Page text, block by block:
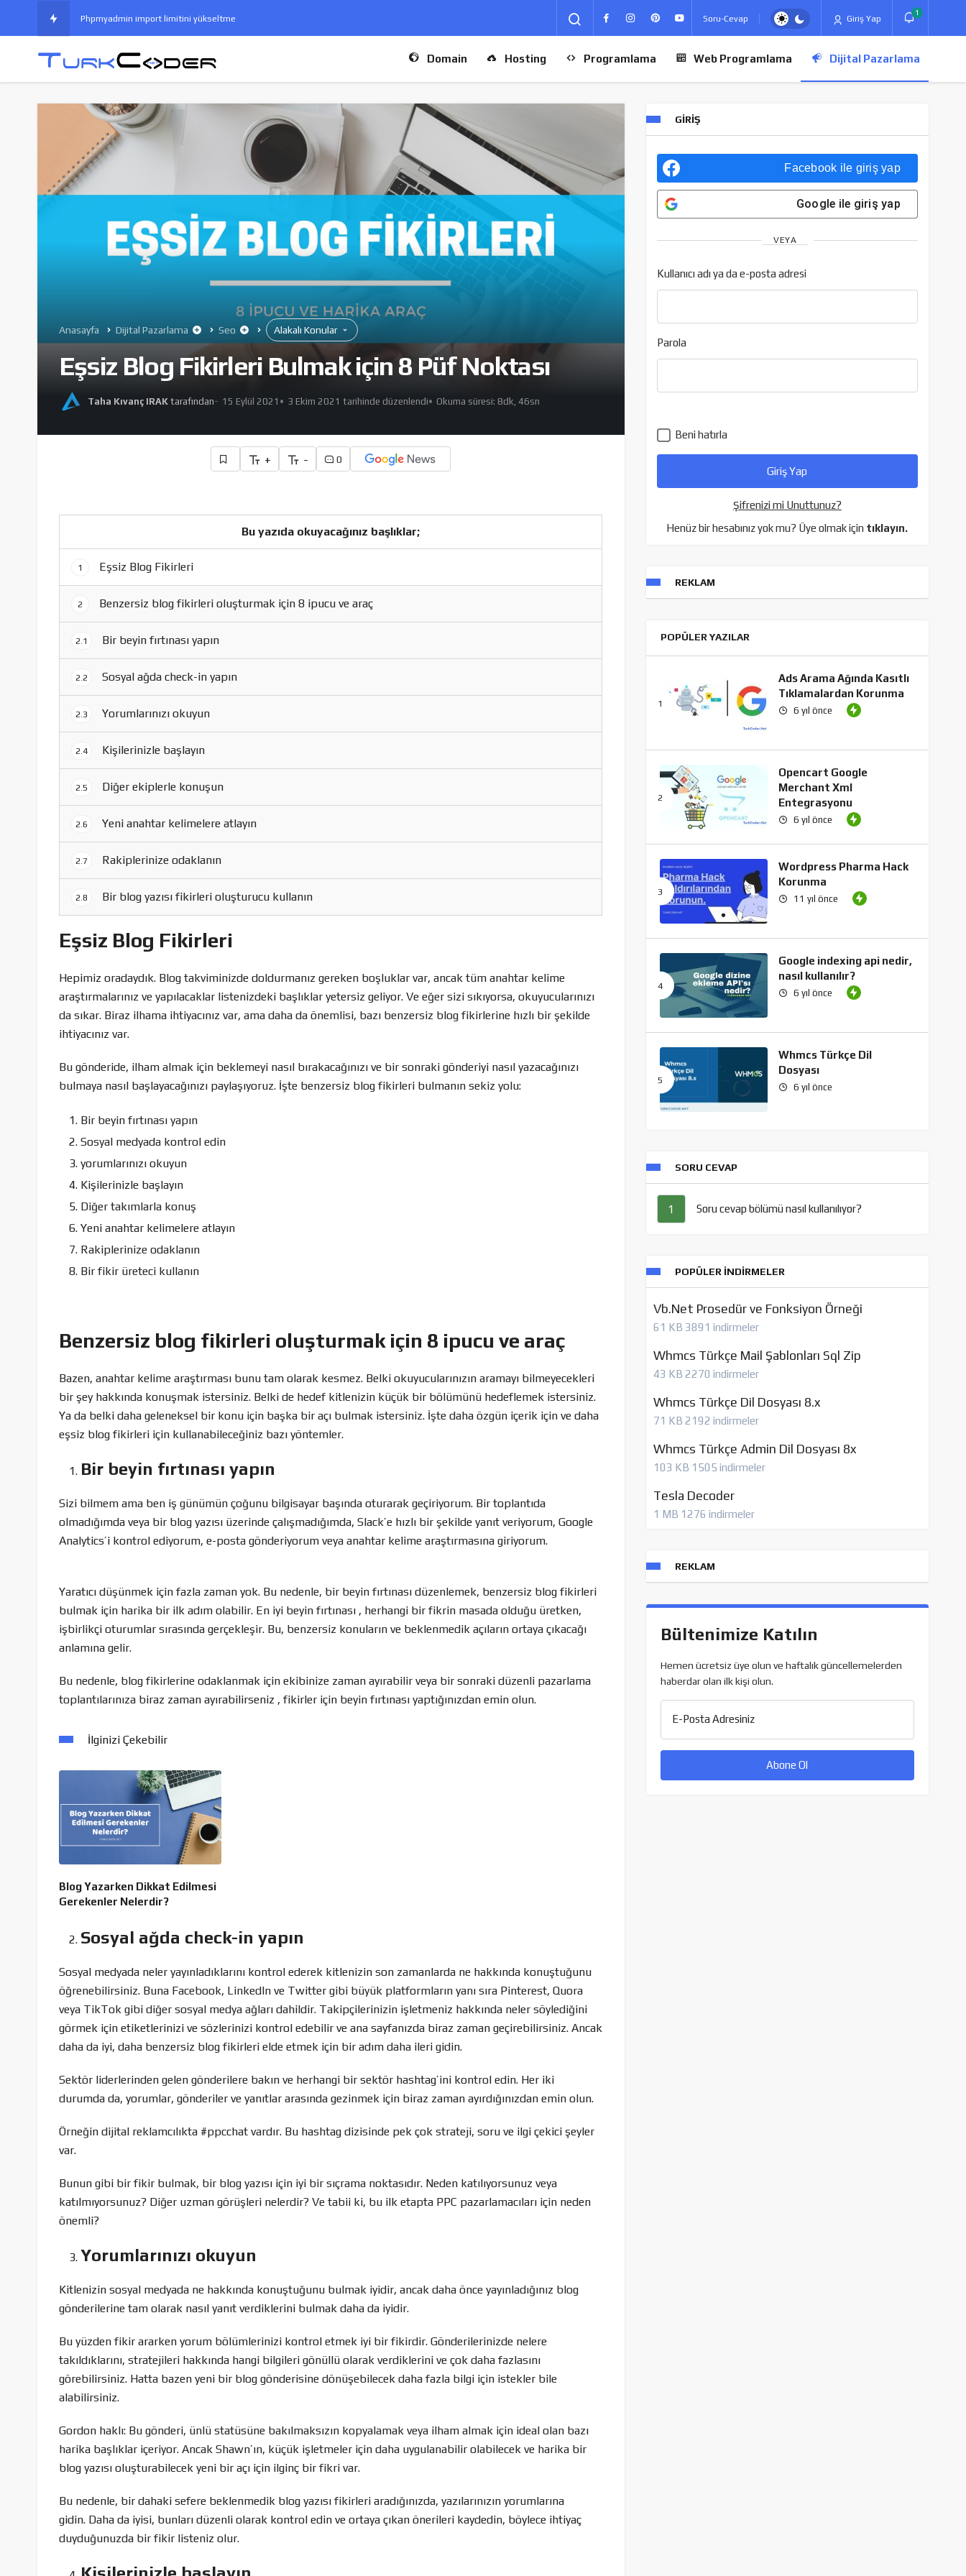
Phpmyadmin import limitini yükseltme
Ads Arama Ağında Kasıtlı Tıklamalardan Korunma
Wordpress Pharma Hack Korunma
Vb.Net Prosedür ve Fonksiyonlar
Opencart Google Merchant Xml Entegrasyonu
Cpanel Lisans Ücreti 2021 Yılında Tekrar Zamlanıyor
Soru-Cevap Giriş Yap
1
Domain Hosting Programlama Web Programlama Dijital Pazarlama
Anasayfa Dijital Pazarlama Seo Alakalı Konular
Eşsiz Blog Fikirleri Bulmak için 8 Püf Noktası
Taha Kıvanç IRAK tarafından 15 Eylül 2021 3 Ekim 2021 tarihinde düzenlendi Okuma süresi: 8dk, 46sn
+ - 0
Bu yazıda okuyacağınız başlıklar;
1 Eşsiz Blog Fikirleri
2 Benzersiz blog fikirleri oluşturmak için 8 ipucu ve araç
2.1 Bir beyin fırtınası yapın
2.2 Sosyal ağda check-in yapın
2.3 Yorumlarınızı okuyun
2.4 Kişilerinizle başlayın
2.5 Diğer ekiplerle konuşun
2.6 Yeni anahtar kelimelere atlayın
2.7 Rakiplerinize odaklanın
2.8 Bir blog yazısı fikirleri oluşturucu kullanın
Eşsiz Blog Fikirleri
Hepimiz oradaydık. Blog takviminizde doldurmanız gereken boşluklar var, ancak tüm anahtar kelime
araştırmalarınız ve yapılacaklar listenizdeki başlıklar yetersiz geliyor. Ve eğer sizi sıkıyorsa, okuyucularınızı
da sıkar. Biraz ilhama ihtiyacınız var, ama daha da önemlisi, bazı benzersiz blog fikirlerine hızlı bir şekilde
ihtiyacınız var.
Bu gönderide, ilham almak için beklemeyi nasıl bırakacağınızı ve bir sonraki gönderiyi nasıl yazacağınızı
bulmaya nasıl başlayacağınızı paylaşıyoruz. İşte benzersiz blog fikirleri bulmanın sekiz yolu:
Bir beyin fırtınası yapın
Sosyal medyada kontrol edin
yorumlarınızı okuyun
Kişilerinizle başlayın
Diğer takımlarla konuş
Yeni anahtar kelimelere atlayın
Rakiplerinize odaklanın
Bir fikir üreteci kullanın
Benzersiz blog fikirleri oluşturmak için 8 ipucu ve araç
Bazen, anahtar kelime araştırması bunu tam olarak kesmez. Belki okuyucularınızın aramayı bilmeyecekleri
bir şey hakkında konuşmak istersiniz. Belki de hedef kitlenizin küçük bir bölümünü hedeflemek istersiniz.
Ya da belki daha geleneksel bir konu için başka bir açı bulmak istersiniz. İşte daha özgün içerik için ve daha
eşsiz blog fikirleri için kullanabileceğiniz bazı yöntemler.
Bir beyin fırtınası yapın
Sizi bilmem ama ben iş günümün çoğunu bilgisayar başında oturarak geçiriyorum. Bir toplantıda
olmadığımda veya bir blog yazısı üzerinde çalışmadığımda, Slack’e hızlı bir şekilde yanıt veriyorum, Google
Analytics’i kontrol ediyorum, e-posta gönderiyorum veya anahtar kelime araştırmasına giriyorum.
Yaratıcı düşünmek için fazla zaman yok. Bu nedenle, bir beyin fırtınası düzenlemek, benzersiz blog fikirleri
bulmak için harika bir ilk adım olabilir. En iyi beyin fırtınası , herhangi bir fikrin masada olduğu üretken,
işbirlikçi oturumlar sırasında gerçekleşir. Bu, benzersiz konuların ve beklenmedik açıların ortaya çıkacağı
anlamına gelir.
Bu nedenle, blog fikirlerine odaklanmak için ekibinize zaman ayırabilir veya bir sonraki düzenli pazarlama
toplantılarınıza biraz zaman ayırabilirseniz , fikirler için beyin fırtınası yaptığınızdan emin olun.
İlginizi Çekebilir
Blog Yazarken Dikkat Edilmesi
Gerekenler Nelerdir?
Sosyal ağda check-in yapın
Sosyal medyada neler yayınladıklarını kontrol ederek kitlenizin son zamanlarda ne hakkında konuştuğunu
öğrenebilirsiniz. Buna Facebook, LinkedIn ve Twitter gibi büyük platformların yanı sıra Pinterest, Quora
veya TikTok gibi diğer sosyal medya ağları dahildir. Takipçilerinizin işletmeniz hakkında neler söylediğini
görmek için etiketlerinizi ve sözlerinizi kontrol edebilir ve ana sayfanızda biraz zaman geçirebilirsiniz. Ancak
daha da iyi, daha benzersiz blog fikirleri elde etmek için bir adım daha ileri gidin.
Sektör liderlerinden gelen gönderilere bakın ve herhangi bir sektör hashtag’ini kontrol edin. Her iki
durumda da, yorumlar, gönderiler ve yanıtlar arasında gezinmek için biraz zaman ayırdığınızdan emin olun.
Örneğin dijital reklamcılıkta #ppcchat vardır. Bu hashtag dizisinde pek çok strateji, soru ve ilgi çekici şeyler
var.
Bunun gibi bir fikir bulmak, bir blog yazısı için iyi bir sıçrama noktasıdır. Neden katılıyorsunuz veya
katılmıyorsunuz? Diğer uzman görüşleri nelerdir? Ve tabii ki, bu ilk etapta PPC pazarlamacıları için neden
önemli?
Yorumlarınızı okuyun
Kitlenizin sosyal medyada ne hakkında konuştuğunu bulmak iyidir, ancak daha önce yayınladığınız blog
gönderilerine tam olarak nasıl yanıt verdiklerini bulmak daha da iyidir.
Bu yüzden fikir ararken yorum bölümlerinizi kontrol etmek iyi bir fikirdir. Gönderilerinizde nelere
takıldıklarını, stratejileri hakkında hangi bilgileri gönüllü olarak verdiklerini ve çok daha fazlasını
görebilirsiniz. Hatta bazen yeni bir blog gönderisine dönüşebilecek daha fazla bilgi için istekler bile
alabilirsiniz.
Gordon haklı: Bu gönderi, ünlü statüsüne bakılmaksızın kopyalamak veya ilham almak için ideal olan bazı
harika başlıklar içeriyor. Ancak Shawn’ın, küçük işletmeler için daha uygulanabilir olabilecek ve harika bir
blog yazısı oluşturabilecek yeni bir açı için ilginç bir fikri var.
Bu nedenle, bir dahaki sefere beklenmedik blog yazısı fikirleri aradığınızda, yazılarınızın yorumlarına
gidin. Daha da iyisi, bunları düzenli olarak kontrol edin ve ortaya çıkan önerileri kaydedin, böylece ihtiyaç
duyduğunuzda bir fikir listeniz olur.
GIRIŞ
Facebook ile giriş yap
Google ile giriş yap
VEYA
Kullanıcı adı ya da e-posta adresi
Parola
Beni hatırla
Şifrenizi mi Unuttunuz?
Henüz bir hesabınız yok mu? Üye olmak için tıklayın.
REKLAM
POPÜLER YAZILAR
Ads Arama Ağında Kasıtlı
Tıklamalardan Korunma
6 yıl önce
Opencart Google
Merchant Xml
Entegrasyonu
6 yıl önce
Wordpress Pharma Hack
Korunma
11 yıl önce
Google indexing api nedir,
nasıl kullanılır?
6 yıl önce
Whmcs Türkçe Dil
Dosyası
6 yıl önce
SORU CEVAP
1 Soru cevap bölümü nasıl kullanılıyor?
POPÜLER İNDIRMELER
Vb.Net Prosedür ve Fonksiyon Örneği
61 KB 3891 indirmeler
Whmcs Türkçe Mail Şablonları Sql Zip
43 KB 2270 indirmeler
Whmcs Türkçe Dil Dosyası 8.x
71 KB 2192 indirmeler
Whmcs Türkçe Admin Dil Dosyası 8x
103 KB 1505 indirmeler
Tesla Decoder
1 MB 1276 indirmeler
REKLAM
Bültenimize Katılın
Hemen ücretsiz üye olun ve haftalık güncellemelerden
haberdar olan ilk kişi olun.
E-Posta Adresiniz